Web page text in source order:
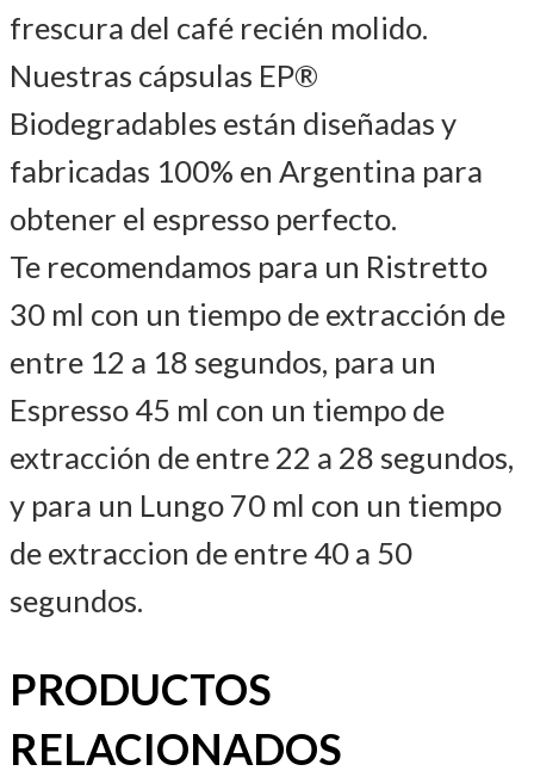
frescura del café recién molido.
Nuestras cápsulas EP®
Biodegradables están diseñadas y
fabricadas 100% en Argentina para
obtener el espresso perfecto.
Te recomendamos para un Ristretto
30 ml con un tiempo de extracción de
entre 12 a 18 segundos, para un
Espresso 45 ml con un tiempo de
extracción de entre 22 a 28 segundos,
y para un Lungo 70 ml con un tiempo
de extraccion de entre 40 a 50
segundos.
PRODUCTOS
RELACIONADOS